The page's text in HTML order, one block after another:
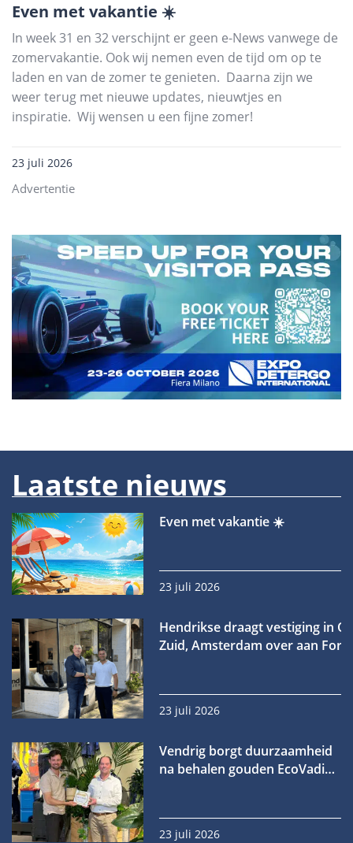
Even met vakantie ☀️
In week 31 en 32 verschijnt er geen e-News vanwege de
zomervakantie. Ook wij nemen even de tijd om op te
laden en van de zomer te genieten. Daarna zijn we
weer terug met nieuwe updates, nieuwtjes en
inspiratie. Wij wensen u een fijne zomer!
23 juli 2026
Advertentie
Laatste nieuws
Even met vakantie ☀️
23 juli 2026
Hendrikse draagt vestiging in
Zuid, Amsterdam over aan
23 juli 2026
Vendrig borgt duurzaamheid
na behalen gouden EcoVadis-
23 juli 2026